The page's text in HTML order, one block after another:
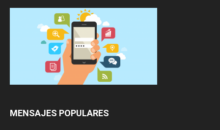
MENSAJES POPULARES